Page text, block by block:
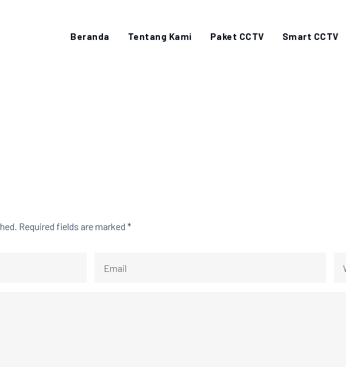
Beranda Tentang Kami Paket CCTV Smart CCTV
Required fields are marked *